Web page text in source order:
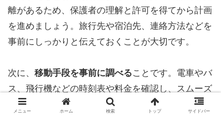
離があるため、保護者の理解と許可を得てから計画
を進めましょう。旅行先や宿泊先、連絡方法などを
事前にしっかりと伝えておくことが大切です。
次に、 移動手段を事前に調べることです。電車やバ
ス、飛行機などの時刻表や料金を確認し、スムーズ
に移動できるように計画を立てましょう。また、予
メニュー ホーム 検索 トップ サイドバー